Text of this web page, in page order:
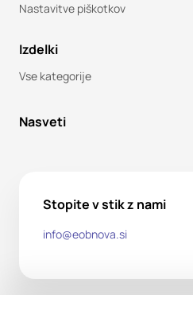
Nastavitve piškotkov
Izdelki
Vse kategorije
Nasveti
Stopite v stik z nami
info@eobnova.si